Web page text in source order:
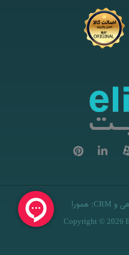
و CRM
: همورا
Copyright © 2026